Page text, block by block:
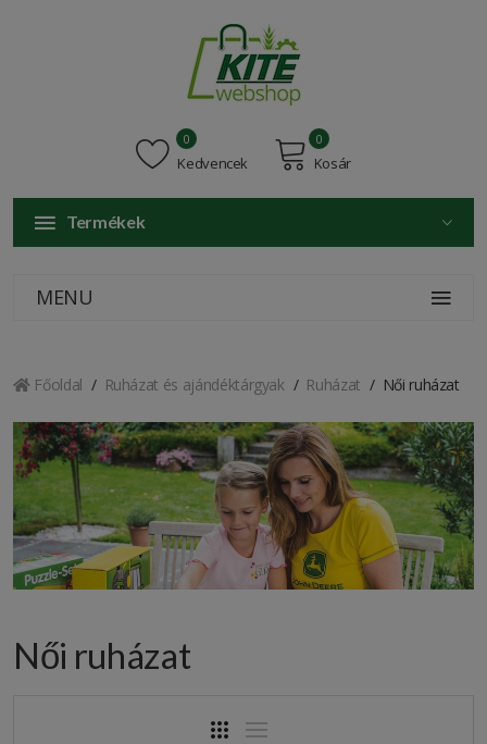
Kedvencek
0
Kosár
0
Termékek
MENU
Főoldal Ruházat és ajándéktárgyak Ruházat Női ruházat
Női ruházat